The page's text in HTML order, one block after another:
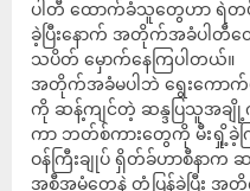
ပါတီ ထောက်ခံသူတွေဟာ ရဲတ
ခဲ့ပြီးနောက် အတိုက်အခံပါ
သပိတ် မှောက်နေကြပါတယ်။
အတိုက်အခံမပါဘဲ ရွေးကောက်ပွဲ
ကို ဆန့်ကျင်တဲ့ ဆန္ဒပြသူအခ
ကာ ဘတ်စ်ကားတွေကို မီးရှို့ခဲ့
ဝန်ကြီးချုပ် ရှိတ်ခ်ဟာစီနာက
အစီအမံတွေနဲ့ တုံ့ပြန်ခဲ့ပြီး